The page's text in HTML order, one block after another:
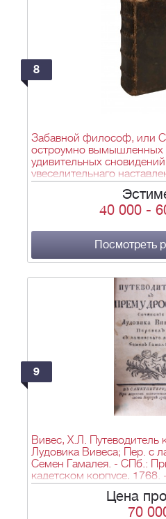
8
Забавной философ, или
остроумно вымышленных
удивительных
увеселительнаго
англ. Лука Сичкарев. -
корпуса], 1766. - [24], 384
40 000 -
Посмотреть
9
Вивес, Х.Л. Путеводитель
Лудовика Вивеса; Пер. с
Семен Гамалея. - СПб.:
кадетском корпусе, 1768.
см. - 1200 экз.
Цена
70